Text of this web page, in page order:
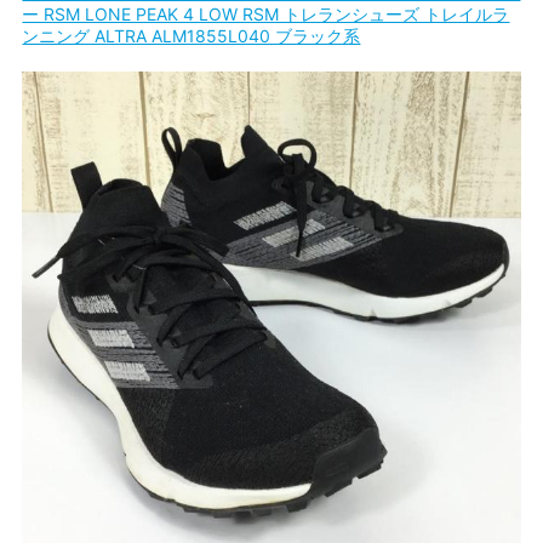
ー RSM LONE PEAK 4 LOW RSM トレランシューズ トレイルラ
ンニング ALTRA ALM1855L040 ブラック系